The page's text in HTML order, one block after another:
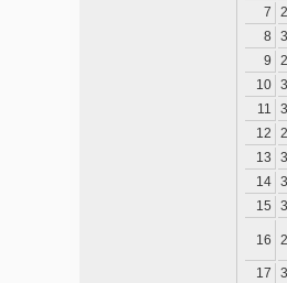
7
8
9
10
11
12
13
14
15
16
17